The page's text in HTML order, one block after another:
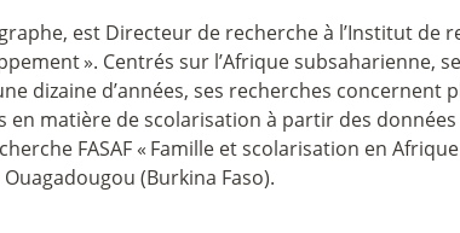
est Directeur de recherche à l’Institut de
». Centrés sur l’Afrique subsaharienne,
dizaine d’années, ses recherches
en matière de scolarisation à partir des
FASAF « Famille et scolarisation en Afrique
(Burkina Faso).